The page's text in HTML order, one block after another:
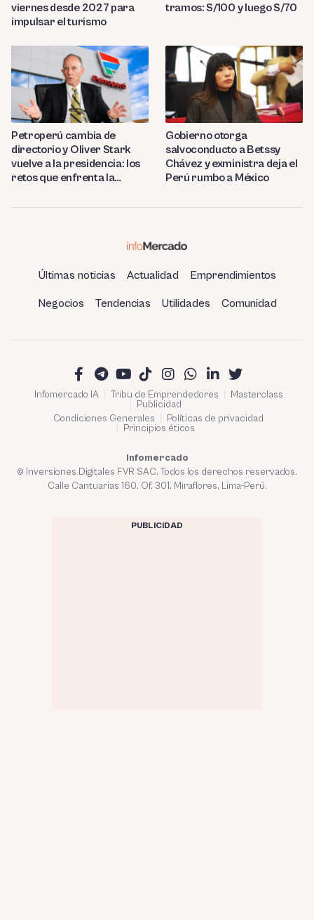
viernes desde 2027 para
impulsar el turismo
tramos: S/100 y luego S/70
Petroperú cambia de
directorio y Oliver Stark
vuelve a la presidencia: los
retos que enfrenta la
Gobierno otorga
salvoconducto a Betssy
Chávez y exministra deja el
Perú rumbo a México
Últimas noticias Actualidad Emprendimientos
Negocios Tendencias Utilidades Comunidad
Infomercado IA Tribu de Emprendedores
Masterclass
Publicidad
Condiciones Generales
Políticas de privacidad
Principios éticos
Infomercado
© Inversiones Digitales FVR SAC. Todos los derechos reservados.
Calle Cantuarias 160. Of. 301. Miraflores, Lima-Perú.
PUBLICIDAD